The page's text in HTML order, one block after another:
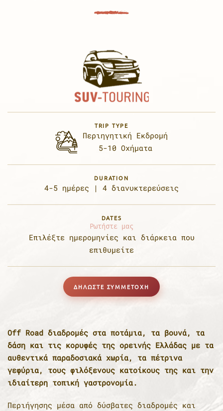
TRIP TYPE
Περιηγητική Εκδρομή
5-10 Οχήματα
DURATION
4-5 ημέρες | 4 διανυκτερεύσεις
DATES
Ρωτήστε μας
Επιλέξτε ημερομηνίες και διάρκεια που
επιθυμείτε
ΔΗΛΩΣΤΕ ΣΥΜΜΕΤΟΧΗ
Off Road διαδρομές στα ποτάμια, τα βουνά, τα
δάση και τις κορυφές της ορεινής Ελλάδας με τα
αυθεντικά παραδοσιακά χωρία, τα πέτρινα
γεφύρια, τους φιλόξενους κατοίκους της και την
ιδιαίτερη τοπική γαστρονομία.
Περιήγησης μέσα από δύσβατες διαδρομές και